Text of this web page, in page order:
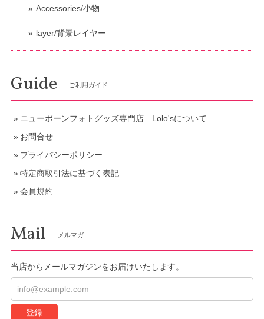
Accessories/小物
layer/背景レイヤー
Guide ご利用ガイド
ニューボーンフォトグッズ専門店 Lolo'sについて
お問合せ
プライバシーポリシー
特定商取引法に基づく表記
会員規約
Mail メルマガ
当店からメールマガジンをお届けいたします。
登録